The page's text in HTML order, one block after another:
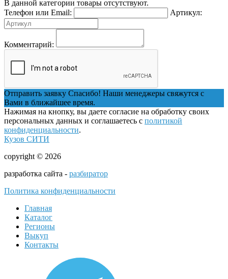
В данной категории товары отсутствуют.
Телефон или Email:
Артикул:
Комментарий:
Отправить заявку Спасибо! Наши менеджеры свяжутся с
Вами в ближайшее время.
Нажимая на кнопку, вы даете согласие на обработку своих
персональных данных и соглашаетесь с политикой
конфиденциальности.
Кузов СИТИ
copyright © 2026
разработка сайта - разбиратор
Политика конфиденциальности
Главная
Каталог
Регионы
Выкуп
Контакты